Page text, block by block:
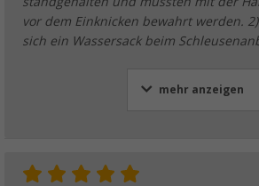
vor dem Einknicken bewahrt werden.
sich ein Wassersack beim
mehr anzeigen